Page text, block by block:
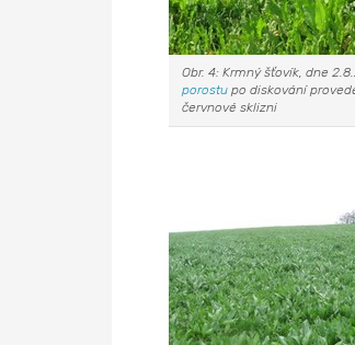
Obr. 4: Krmný šťovík, dne
porostupo diskování
červnové sklizni